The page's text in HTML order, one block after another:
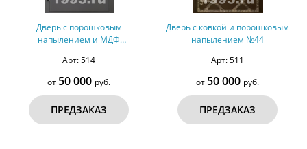
Дверь с порошковым
напылением и МДФ
Арт: 514
от 50 000 руб.
ПРЕДЗАКАЗ
Дверь с ковкой и порошковым
напылением №44
Арт: 511
от 50 000 руб.
ПРЕДЗАКАЗ